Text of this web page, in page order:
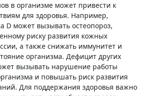
в организме может привести к
для здоровья. Например,
D может вызывать остеопороз,
риску развития кожных
а также снижать иммунитет и
организма. Дефицит других
вызывать нарушение работы
и повышать риск развития
Для поддержания здоровья важно